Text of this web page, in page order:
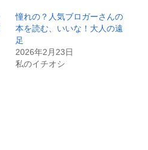
憧れの？人気ブロガーさんの
本を読む、いいな！大人の遠
足
2026年2月23日
私のイチオシ